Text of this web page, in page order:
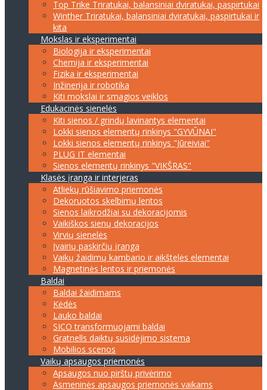
Top Trike Triratukai, balansiniai dviratukai, paspirtukai
Winther Triratukai, balansiniai dviratukai, paspirtukai ir
kita
Mokslas ir eksperimentai
Biologija ir eksperimentai
Chemija ir eksperimentai
Fizika ir eksperimentai
Inžinerija ir robotika
Kiti mokslai ir smagios veiklos
Edukacinės sienelės
Kiti sienos / grindų lavinantys elementai
Lokki sienos elementų rinkinys "GYVŪNAI"
Lokki sienos elementų rinkinys "Jūreiviai"
PLUG IT elementai
Sienos elementų rinkinys "VIKŠRAS"
Klasės įranga ir interjeras
Atliekų rūšiavimo priemonės
Dekoruotos skelbimų lentos
Sienos laikrodžiai su dekoracijomis
Vaikiškos sienų dekoracijos
Virvių sienelės
Įvairių paskirčių įranga
Vaikų žaidimų kambario ir aikštelės elementai
Magnetinės lentos ir priemonės
Baldai
Baldai žaidimams
Kėdės
Lauko baldai
SICO transformuojami baldai
Gratnells daiktų susidėjimo sistema
Mobilios scenos
Vaikų apsaugos priemonės
Apsaugos nuo pirštų privėrimo
Asmeninės apsaugos priemonės vaikams